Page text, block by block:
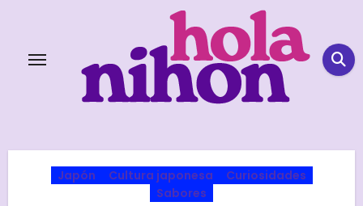
content
Japón Cultura japonesa
Curiosidades
Sabores